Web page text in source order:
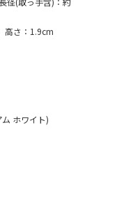
高さ：1.9cm
ホワイト)